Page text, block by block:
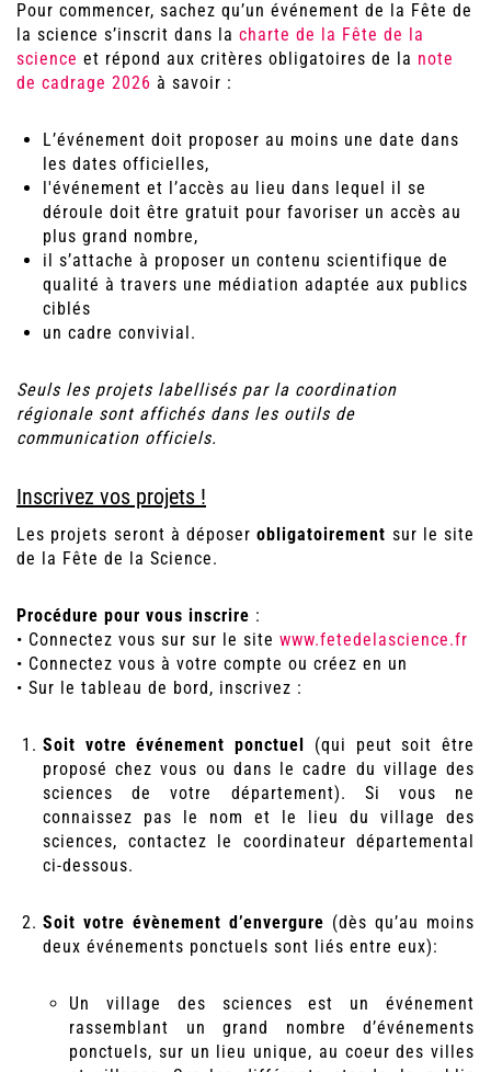
Pour commencer, sachez qu’un événement de la Fête de
la science s’inscrit dans la charte de la Fête de la
science et répond aux critères obligatoires de la note
de cadrage 2026 à savoir :
L’événement doit proposer au moins une date dans
les dates officielles,
l'événement et l’accès au lieu dans lequel il se
déroule doit être gratuit pour favoriser un accès au
plus grand nombre,
il s’attache à proposer un contenu scientifique de
qualité à travers une médiation adaptée aux publics
ciblés
un cadre convivial.
Seuls les projets labellisés par la coordination
régionale sont affichés dans les outils de
communication officiels.
Inscrivez vos projets !
Les projets seront à déposerobligatoirement sur le site
de la Fête de la Science.
Procédure pour vous inscrire :
• Connectez vous sur sur le site www.fetedelascience.fr
• Connectez vous à votre compte ou créez en un
• Sur le tableau de bord, inscrivez :
Soit votre événement ponctuel (qui peut soit être
proposé chez vous ou dans le cadre du village des
sciences de votre département). Si vous ne
connaissez pas le nom et le lieu du village des
sciences, contactez le coordinateur départemental
ci-dessous.
Soit votre évènement d’envergure (dès qu’au moins
deux événements ponctuels sont liés entre eux):
Un village des sciences est un événement
rassemblant un grand nombre d’événements
ponctuels, sur un lieu unique, au coeur des villes